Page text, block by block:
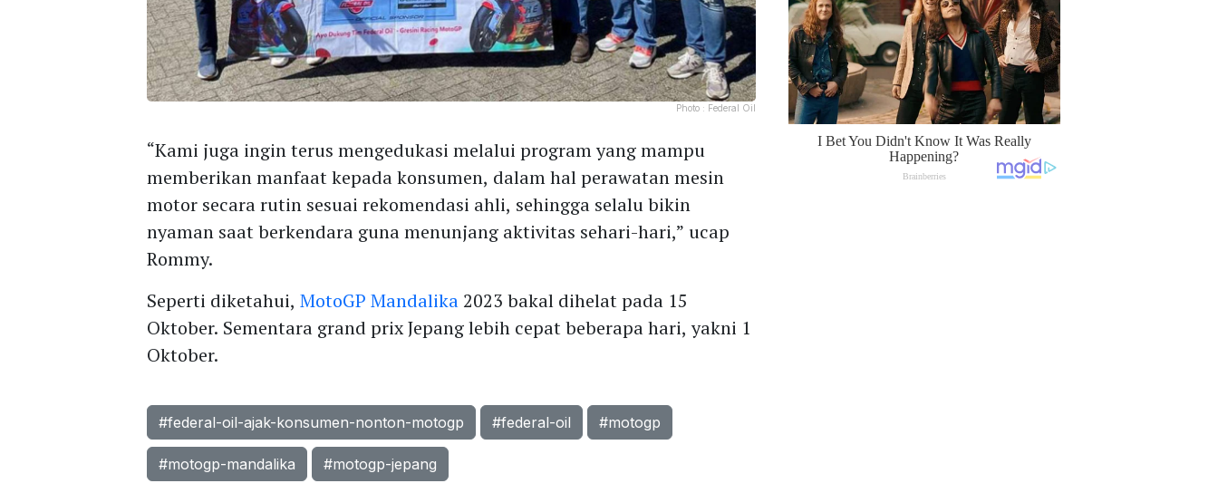
Photo : Federal Oil
“Kami juga ingin terus mengedukasi melalui program yang mampu
memberikan manfaat kepada konsumen, dalam hal perawatan mesin
motor secara rutin sesuai rekomendasi ahli, sehingga selalu bikin
nyaman saat berkendara guna menunjang aktivitas sehari-hari,” ucap
Rommy.
Seperti diketahui,MotoGP Mandalika 2023 bakal dihelat pada 15
Oktober. Sementara grand prix Jepang lebih cepat beberapa hari, yakni 1
Oktober.
#federal-oil-ajak-konsumen-nonton-motogp #federal-oil #motogp
#motogp-mandalika #motogp-jepang